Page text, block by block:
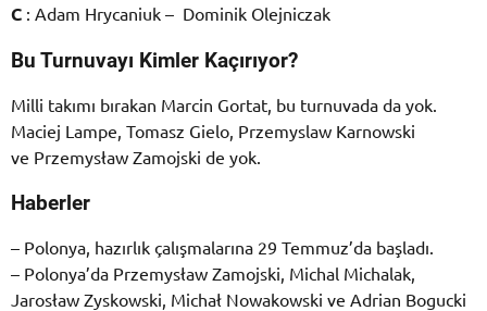
C : Adam Hrycaniuk – Dominik Olejniczak
Bu Turnuvayı Kimler Kaçırıyor?
Milli takımı bırakan Marcin Gortat, bu turnuvada da yok.
Maciej Lampe, Tomasz Gielo, Przemyslaw Karnowski
ve Przemysław Zamojski de yok.
Haberler
– Polonya, hazırlık çalışmalarına 29 Temmuz’da başladı.
– Polonya’da Przemysław Zamojski, Michal Michalak,
Jarosław Zyskowski, Michał Nowakowski ve Adrian Bogucki